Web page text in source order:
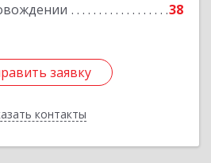
38
заявку
контакты
заявку
Назад